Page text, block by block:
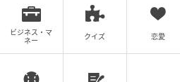
ビジネス・マ
ネー
クイズ 恋愛